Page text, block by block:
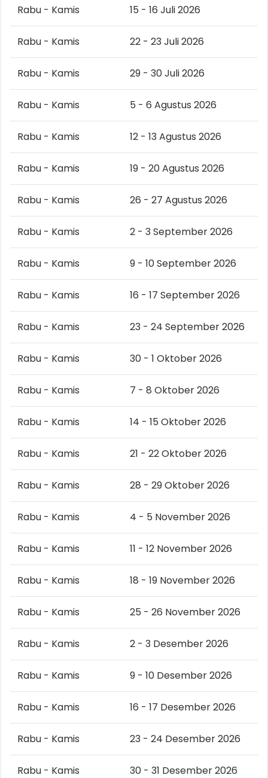
Rabu - Kamis 15 - 16 Juli 2026
Rabu - Kamis 22 - 23 Juli 2026
Rabu - Kamis 29 - 30 Juli 2026
Rabu - Kamis 5 - 6 Agustus 2026
Rabu - Kamis 12 - 13 Agustus 2026
Rabu - Kamis 19 - 20 Agustus 2026
Rabu - Kamis 26 - 27 Agustus 2026
Rabu - Kamis 2 - 3 September 2026
Rabu - Kamis 9 - 10 September 2026
Rabu - Kamis 16 - 17 September 2026
Rabu - Kamis 23 - 24 September 2026
Rabu - Kamis 30 - 1 Oktober 2026
Rabu - Kamis 7 - 8 Oktober 2026
Rabu - Kamis 14 - 15 Oktober 2026
Rabu - Kamis 21 - 22 Oktober 2026
Rabu - Kamis 28 - 29 Oktober 2026
Rabu - Kamis 4 - 5 November 2026
Rabu - Kamis 11 - 12 November 2026
Rabu - Kamis 18 - 19 November 2026
Rabu - Kamis 25 - 26 November 2026
Rabu - Kamis 2 - 3 Desember 2026
Rabu - Kamis 9 - 10 Desember 2026
Rabu - Kamis 16 - 17 Desember 2026
Rabu - Kamis 23 - 24 Desember 2026
Rabu - Kamis 30 - 31 Desember 2026